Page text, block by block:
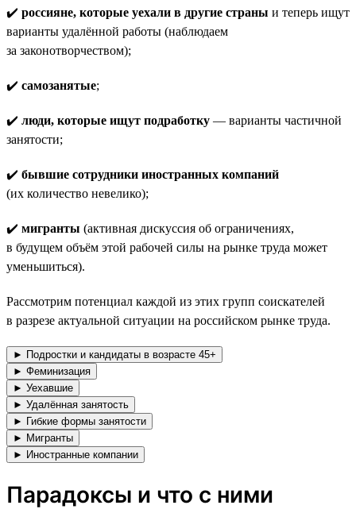
✔️ россияне, которые уехали в другие страны и теперь ищут
варианты удалённой работы (наблюдаем
за законотворчеством);
✔️ самозанятые;
✔️ люди, которые ищут подработку — варианты частичной
занятости;
✔️ бывшие сотрудники иностранных компаний
(их количество невелико);
✔️ мигранты (активная дискуссия об ограничениях,
в будущем объём этой рабочей силы на рынке труда может
уменьшиться).
Рассмотрим потенциал каждой из этих групп соискателей
в разрезе актуальной ситуации на российском рынке труда.
► Подростки и кандидаты в возрасте 45+
► Феминизация
► Уехавшие
► Удалённая занятость
► Гибкие формы занятости
► Мигранты
► Иностранные компании
Парадоксы и что с ними